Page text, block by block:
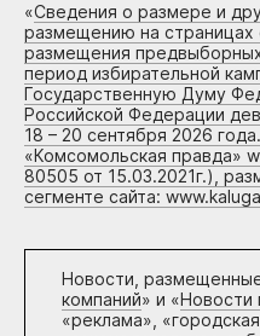
«Сведения о размере и
размещению на страницах
размещения
период избирательной
Государственную Думу
Российской Федерации
18 – 20 сентября 2026
«Комсомольская правда»
80505 от 15.03.2021г.),
сегменте сайта:
Новости,
компаний» и «Новости
«реклама»,